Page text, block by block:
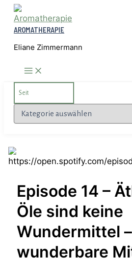
Zum
Inhalt
springen
AROMATHERAPIE
Eliane Zimmermann
for:
Kategorien
Episode 14 –
Öle sind keine
Wundermittel
wunderbare